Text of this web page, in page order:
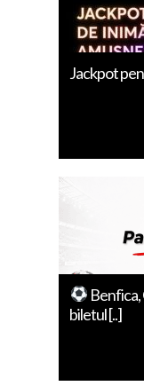
Jackpot
Benfica,
biletul [..]